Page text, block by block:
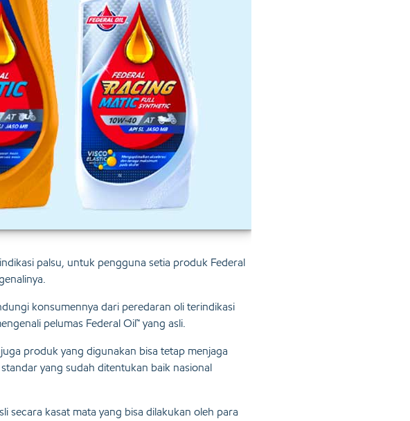
palsu, untuk pengguna setia produk Federal
konsumennya dari peredaran oli terindikasi
pelumas Federal Oil™ yang asli.
produk yang digunakan bisa tetap menjaga
yang sudah ditentukan baik nasional
secara kasat mata yang bisa dilakukan oleh para